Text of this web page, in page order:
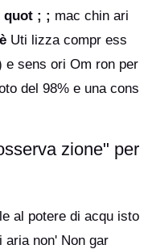
quot ; ; mac chin ari
Uti lizza compr ess
e sens ori Om ron per
del 98% e una cons
zione" per
al potere di acqu isto
non' Non gar